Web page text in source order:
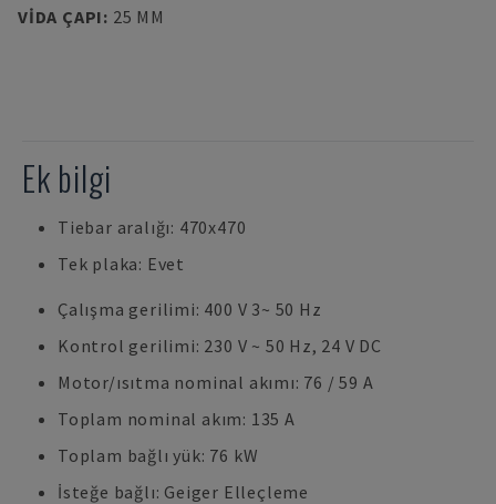
VIDA ÇAPI: 25 MM
Ek bilgi
Tiebar aralığı: 470x470
Tek plaka: Evet
Çalışma gerilimi: 400 V 3~ 50 Hz
Kontrol gerilimi: 230 V ~ 50 Hz, 24 V DC
Motor/ısıtma nominal akımı: 76 / 59 A
Toplam nominal akım: 135 A
Toplam bağlı yük: 76 kW
İsteğe bağlı: Geiger Elleçleme